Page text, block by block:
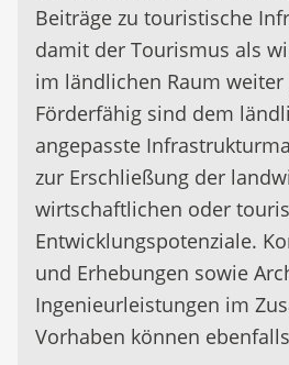
Beiträge zu touristische
damit der Tourismus als
im ländlichen Raum
Förderfähig sind dem
angepasste
zur Erschließung der
wirtschaftlichen oder
Entwicklungspotenziale.
und Erhebungen sowie
Ingenieurleistungen im
Vorhaben können